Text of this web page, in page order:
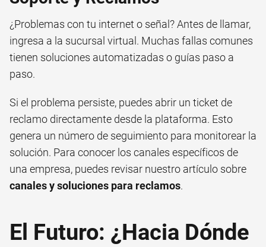
¿Problemas con tu internet o señal? Antes de llamar,
ingresa a la sucursal virtual. Muchas fallas comunes
tienen soluciones automatizadas o guías paso a
paso.
Si el problema persiste, puedes abrir un ticket de
reclamo directamente desde la plataforma. Esto
genera un número de seguimiento para monitorear la
solución. Para conocer los canales específicos de
una empresa, puedes revisar nuestro artículo sobre
canales y soluciones para reclamos.
El Futuro: ¿Hacia Dónde